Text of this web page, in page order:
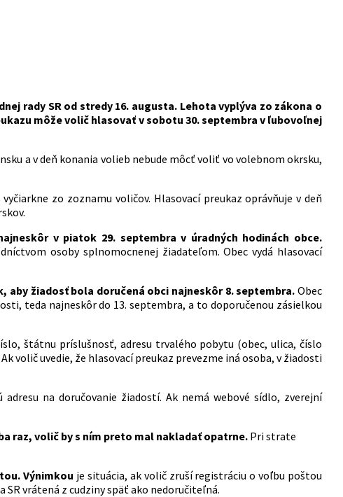
rady SR od stredy 16. augusta. Lehota vyplýva zo zákona o
môže volič hlasovať v sobotu 30. septembra v ľubovoľnej
a v deň konania volieb nebude môcť voliť vo volebnom okrsku,
zo zoznamu voličov. Hlasovací preukaz oprávňuje v deň
v piatok 29. septembra v úradných hodinách obce.
osoby splnomocnenej žiadateľom. Obec vydá hlasovací
aby žiadosť bola doručená obci najneskôr 8. septembra.Obec
teda najneskôr do 13. septembra, a to doporučenou zásielkou
štátnu príslušnosť, adresu trvalého pobytu (obec, ulica, číslo
volič uvedie, že hlasovací preukaz prevezme iná osoba, v žiadosti
na doručovanie žiadostí. Ak nemá webové sídlo, zverejní
raz, volič by s ním preto mal nakladať opatrne.Pri strate
Výnimkou je situácia, ak volič zruší registráciu o voľbu poštou
vrátená z cudziny späť ako nedoručiteľná.